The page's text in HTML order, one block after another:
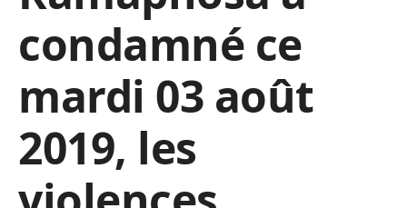
condamné ce
mardi 03 août
2019, les